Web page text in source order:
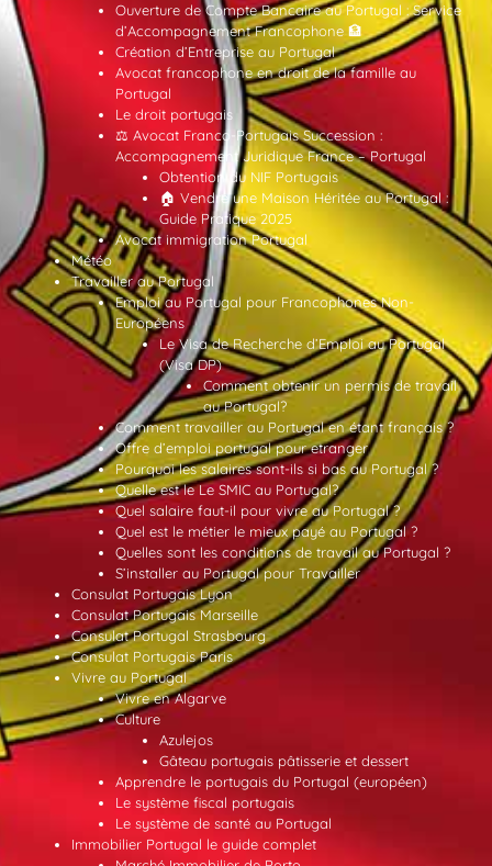
Ouverture de Compte Bancaire au Portugal : Service
d’Accompagnement Francophone 🏦
Création d’Entreprise au Portugal
Avocat francophone en droit de la famille au
Portugal
Le droit portugais
⚖️ Avocat Franco-Portugais Succession :
Accompagnement Juridique France – Portugal
Obtention du NIF Portugais
🏠 Vendre une Maison Héritée au Portugal :
Guide Pratique 2025
Avocat immigration Portugal
Météo
Travailler au Portugal
Emploi au Portugal pour Francophones Non-
Européens
Le Visa de Recherche d’Emploi au Portugal
(Visa DP)
Comment obtenir un permis de travail
au Portugal?
Comment travailler au Portugal en étant français ?
Offre d’emploi portugal pour etranger
Pourquoi les salaires sont-ils si bas au Portugal ?
Quelle est le Le SMIC au Portugal?
Quel salaire faut-il pour vivre au Portugal ?
Quel est le métier le mieux payé au Portugal ?
Quelles sont les conditions de travail au Portugal ?
S’installer au Portugal pour Travailler
Consulat Portugais Lyon
Consulat Portugais Marseille
Consulat Portugal Strasbourg
Consulat Portugais Paris
Vivre au Portugal
Vivre en Algarve
Culture
Azulejos
Gâteau portugais pâtisserie et dessert
Apprendre le portugais du Portugal (européen)
Le système fiscal portugais
Le système de santé au Portugal
Immobilier Portugal le guide complet